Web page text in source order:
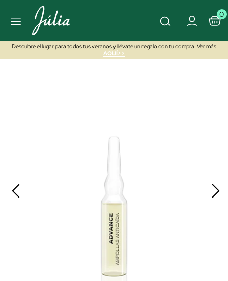
0
Descubre el lugar para todos tus veranos y llévate un regalo con tu compra. Ver más
AQUÍ>>